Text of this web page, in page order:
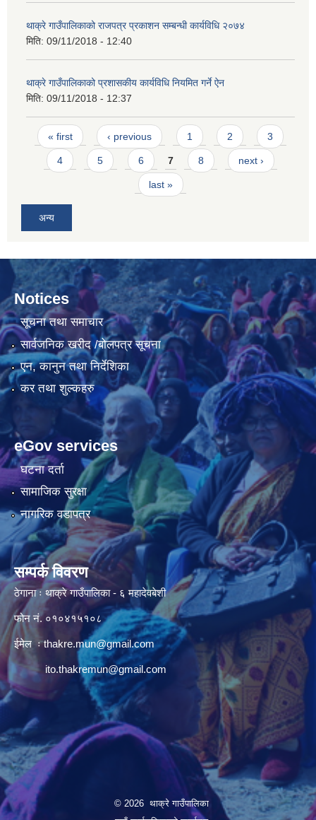
थाक्रे गाउँपालिकाको राजपत्र प्रकाशन सम्बन्धी कार्यविधि २०७४
मिति: 09/11/2018 - 12:40
थाक्रे गाउँपालिकाको प्रशासकीय कार्यविधि नियमित गर्ने ऐन
मिति: 09/11/2018 - 12:37
Pages
« first ‹ previous 1 2 3
4 5 6 7 8 next ›
last »
अन्य
Notices
सूचना तथा समाचार
सार्वजनिक खरीद /बोलपत्र सूचना
एन, कानुन तथा निर्देशिका
कर तथा शुल्कहरु
eGov services
घटना दर्ता
सामाजिक सुरक्षा
नागरिक वडापत्र
सम्पर्क विवरण
ठेगाना ः थाक्रे गाउँपालिका - ६ महादेवबेशी
फोन नं. ०१०४१५१०८
ईमेल ःthakre.mun@gmail.com
ito.thakremun@gmail.com
© 2026 थाक्रे गाउँपालिका